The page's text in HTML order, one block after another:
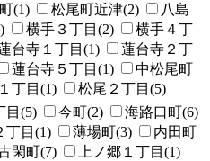
(1) 松尾町近津(2)
八島
横手３丁目(2)
横手４丁
台寺１丁目(1)
蓮台寺２丁
蓮台寺５丁目(1)
中松尾町
丁目(1) 松尾２丁目(5)
目(5) 今町(2)
海路口町(6)
丁目(1) 薄場町(3)
内田町
閑町(7)
上ノ郷１丁目(1)